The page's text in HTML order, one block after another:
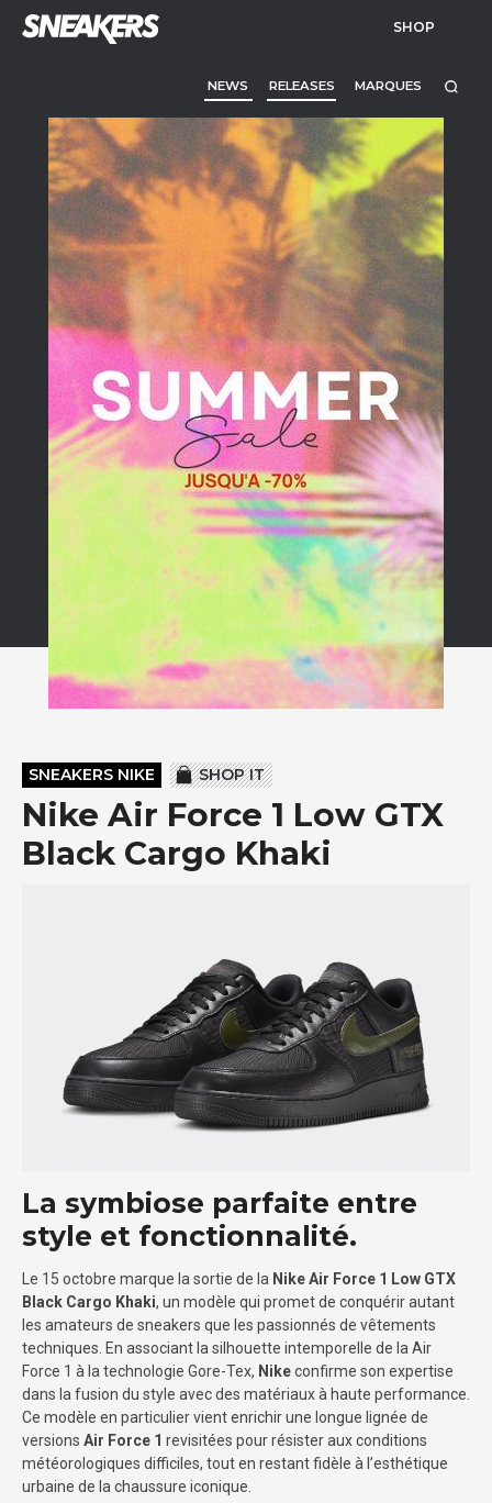
SHOP
NEWS RELEASES MARQUES
SNEAKERS NIKE SHOP IT
Nike Air Force 1 Low GTX
Black Cargo Khaki
La symbiose parfaite entre
style et fonctionnalité.
Le 15 octobre marque la sortie de la Nike Air Force 1 Low GTX
Black Cargo Khaki, un modèle qui promet de conquérir autant
les amateurs de sneakers que les passionnés de vêtements
techniques. En associant la silhouette intemporelle de la Air
Force 1 à la technologie Gore-Tex, Nikeconfirme son expertise
dans la fusion du style avec des matériaux à haute performance.
Ce modèle en particulier vient enrichir une longue lignée de
versions Air Force 1 revisitées pour résister aux conditions
météorologiques difficiles, tout en restant fidèle à l’esthétique
urbaine de la chaussure iconique.